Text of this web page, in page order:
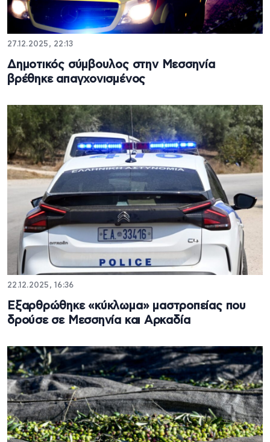
27.12.2025, 22:13
Δημοτικός σύμβουλος στην Μεσσηνία
βρέθηκε απαγχονισμένος
22.12.2025, 16:36
Εξαρθρώθηκε «κύκλωμα» μαστροπείας που
δρούσε σε Μεσσηνία και Αρκαδία